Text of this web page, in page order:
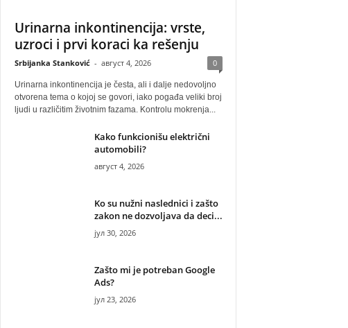
Urinarna inkontinencija: vrste,
uzroci i prvi koraci ka rešenju
Srbijanka Stanković - август 4, 2026 0
Urinarna inkontinencija je česta, ali i dalje nedovoljno
otvorena tema o kojoj se govori, iako pogađa veliki broj
ljudi u različitim životnim fazama. Kontrolu mokrenja...
Kako funkcionišu električni
automobili?
август 4, 2026
Ko su nužni naslednici i zašto
zakon ne dozvoljava da deci...
јул 30, 2026
Zašto mi je potreban Google
Ads?
јул 23, 2026